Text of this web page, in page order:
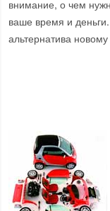
внимание, о чем
ваше время и
альтернатива